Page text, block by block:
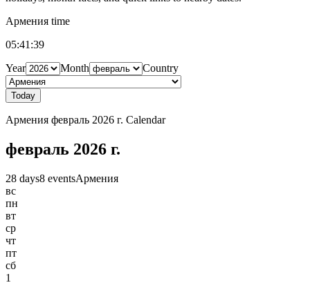
Армения time
05:41:39
Year
Month Country
Today
Армения февраль 2026 г. Calendar
февраль 2026 г.
28 days8 eventsАрмения
вс
пн
вт
ср
чт
пт
сб
1